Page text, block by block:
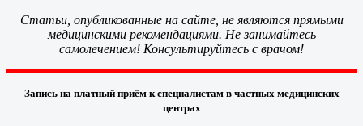
Статьи, опубликованные на сайте, не являются прямыми
медицинскими рекомендациями. Не занимайтесь
самолечением! Консультируйтесь с врачом!
Запись на платный приём к специалистам в частных медицинских
центрах